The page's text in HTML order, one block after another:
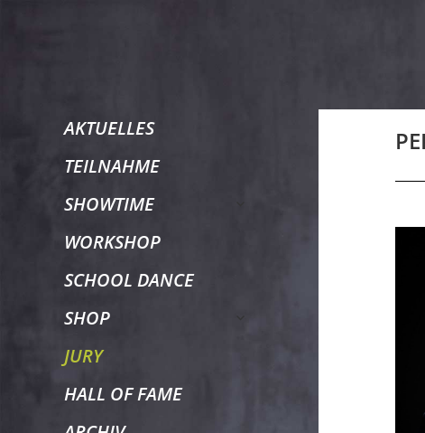
TANZtage
Duisburg
AKTUELLES
TEILNAHME
SHOWTIME
WORKSHOP
SCHOOL DANCE
SHOP
untermenü
JURY
HALL OF FAME